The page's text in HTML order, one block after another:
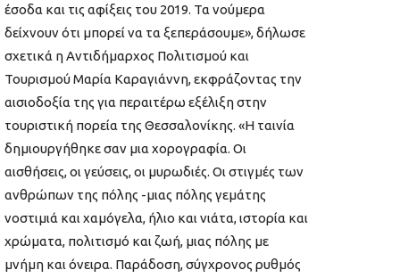
έσοδα και τις αφίξεις του 2019. Τα νούμερα
δείχνουν ότι μπορεί να τα ξεπεράσουμε», δήλωσε
σχετικά η Αντιδήμαρχος Πολιτισμού και
Τουρισμού Μαρία Καραγιάννη, εκφράζοντας την
αισιοδοξία της για περαιτέρω εξέλιξη στην
τουριστική πορεία της Θεσσαλονίκης. «Η ταινία
δημιουργήθηκε σαν μια χορογραφία. Οι
αισθήσεις, οι γεύσεις, οι μυρωδιές. Οι στιγμές των
ανθρώπων της πόλης -μιας πόλης γεμάτης
νοστιμιά και χαμόγελα, ήλιο και νιάτα, ιστορία και
χρώματα, πολιτισμό και ζωή, μιας πόλης με
μνήμη και όνειρα. Παράδοση, σύγχρονος ρυθμός